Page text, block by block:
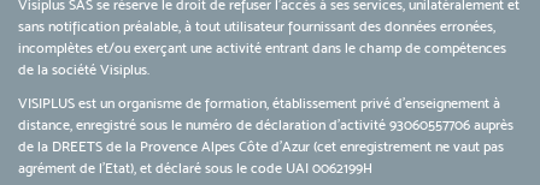
Visiplus SAS se réserve le droit de refuser l'accès à ses services, unilatéralement et
sans notification préalable, à tout utilisateur fournissant des données erronées,
incomplètes et/ou exerçant une activité entrant dans le champ de compétences
de la société Visiplus.
VISIPLUS est un organisme de formation, établissement privé d’enseignement à
distance, enregistré sous le numéro de déclaration d’activité 93060557706 auprès
de la DREETS de la Provence Alpes Côte d’Azur (cet enregistrement ne vaut pas
agrément de l’Etat), et déclaré sous le code UAI 0062199H